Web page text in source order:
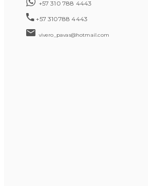
+57 310 788 4443
+57 310788 4443
vivero_pavas@hotmail.com